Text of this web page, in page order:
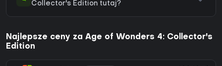
Collector's Edition tutaj?
Najlepsze ceny za Age of Wonders 4: Collector's
Edition